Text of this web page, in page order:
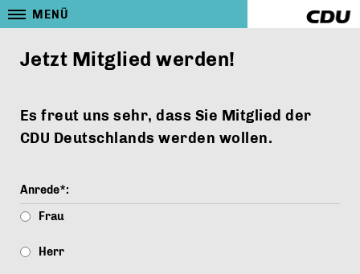
MENÜ
Jetzt Mitglied werden!
Es freut uns sehr, dass Sie Mitglied der
CDU Deutschlands werden wollen.
Anrede*:
Frau
Herr